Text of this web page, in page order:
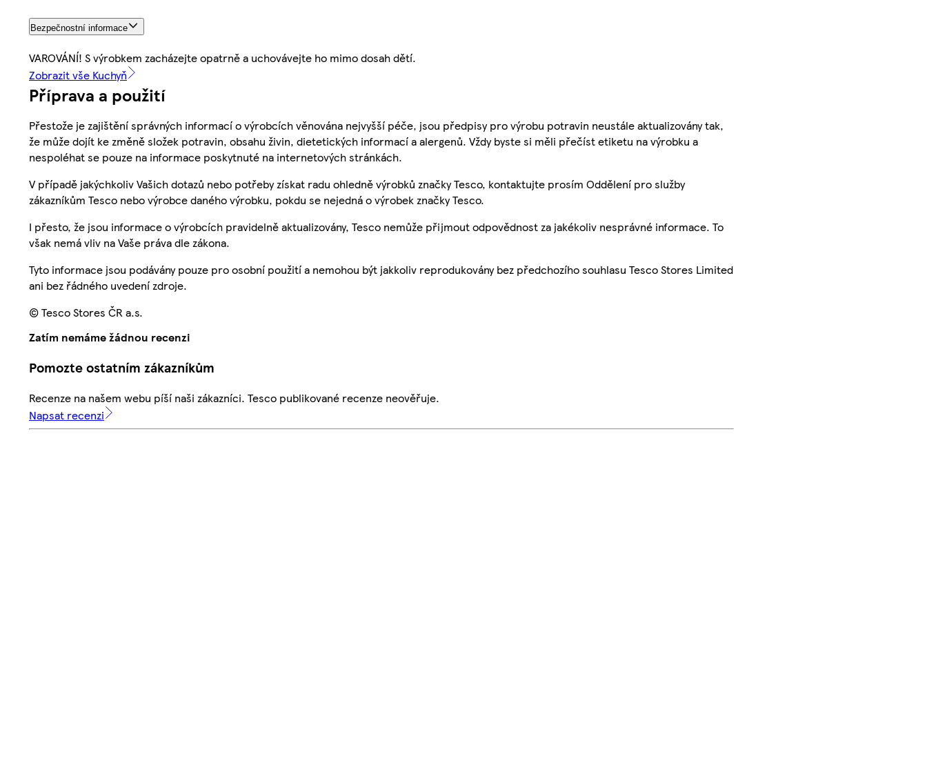
Bezpečnostní informace
VAROVÁNÍ! S výrobkem zacházejte opatrně a uchovávejte ho mimo dosah dětí.
Zobrazit vše Kuchyň
Příprava a použití
Přestože je zajištění správných informací o výrobcích věnována nejvyšší péče, jsou předpisy pro výrobu potravin neustále aktualizovány tak,
že může dojít ke změně složek potravin, obsahu živin, dietetických informací a alergenů. Vždy byste si měli přečíst etiketu na výrobku a
nespoléhat se pouze na informace poskytnuté na internetových stránkách.
V případě jakýchkoliv Vašich dotazů nebo potřeby získat radu ohledně výrobků značky Tesco, kontaktujte prosím Oddělení pro služby
zákazníkům Tesco nebo výrobce daného výrobku, pokdu se nejedná o výrobek značky Tesco.
I přesto, že jsou informace o výrobcích pravidelně aktualizovány, Tesco nemůže přijmout odpovědnost za jakékoliv nesprávné informace. To
však nemá vliv na Vaše práva dle zákona.
Tyto informace jsou podávány pouze pro osobní použití a nemohou být jakkoliv reprodukovány bez předchozího souhlasu Tesco Stores Limited
ani bez řádného uvedení zdroje.
© Tesco Stores ČR a.s.
Zatím nemáme žádnou recenzi
Pomozte ostatním zákazníkům
Recenze na našem webu píší naši zákazníci. Tesco publikované recenze neověřuje.
Napsat recenzi